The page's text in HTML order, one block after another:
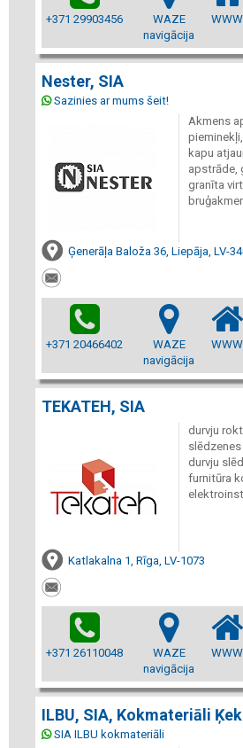
+371 29903456
WAZE
navigācija
WWW
Nester, SIA
Sazinies ar mums šeit!
Akmens
kapu
apstrāde,
granīta
Ģenerāļa Baloža 36, Liepāja, LV-
+371 20466402
WAZE
navigācija
WWW
TEKATEH, SIA
durvju
durvju
furnitūra
Katlakalna 1, Rīga, LV-1073
+371 26110048
WAZE
navigācija
WWW
ILBU, SIA, Kokmateriāli
SIA ILBU kokmateriāli